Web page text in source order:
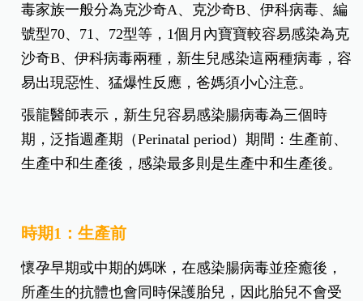
毒家族一般分為克沙奇A、克沙奇B、伊科病毒、編
號型70、71、72型等，1個月內寶寶較容易感染為克
沙奇B、伊科病毒兩種，新生兒感染這兩種病毒，容
易出現惡性、猛爆性反應，爸媽須小心注意。
張龍醫師表示，新生兒容易感染腸病毒為三個時
期，泛指週產期（Perinatal period）期間：生產前、
生產中和生產後，感染最多則是生產中和生產後。
時期1：生產前
懷孕早期或中期的媽咪，在感染腸病毒並痊癒後，
所產生的抗體也會同時保護胎兒，因此胎兒不會受